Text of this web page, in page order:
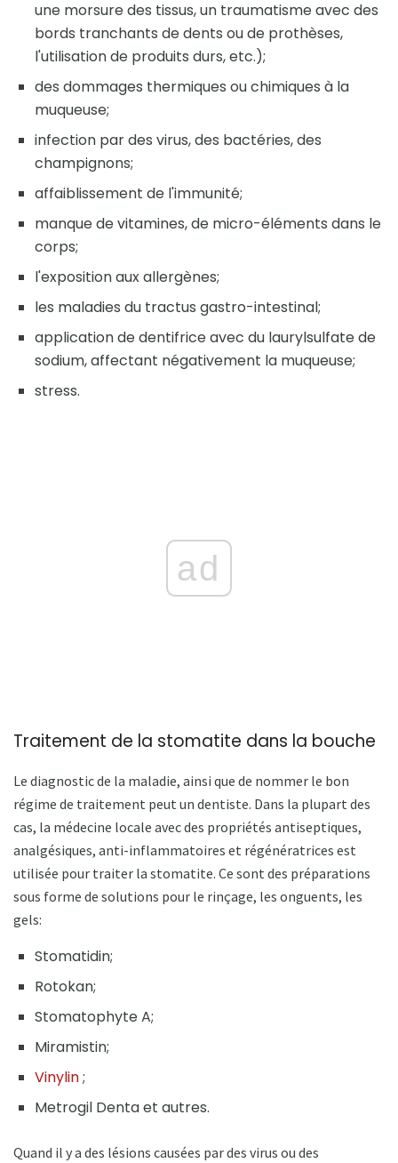
une morsure des tissus, un traumatisme avec des
bords tranchants de dents ou de prothèses,
l'utilisation de produits durs, etc.);
des dommages thermiques ou chimiques à la
muqueuse;
infection par des virus, des bactéries, des
champignons;
affaiblissement de l'immunité;
manque de vitamines, de micro-éléments dans le
corps;
l'exposition aux allergènes;
les maladies du tractus gastro-intestinal;
application de dentifrice avec du laurylsulfate de
sodium, affectant négativement la muqueuse;
stress.
ad
Traitement de la stomatite dans la bouche
Le diagnostic de la maladie, ainsi que de nommer le bon
régime de traitement peut un dentiste. Dans la plupart des
cas, la médecine locale avec des propriétés antiseptiques,
analgésiques, anti-inflammatoires et régénératrices est
utilisée pour traiter la stomatite. Ce sont des préparations
sous forme de solutions pour le rinçage, les onguents, les
gels:
Stomatidin;
Rotokan;
Stomatophyte A;
Miramistin;
Vinylin;
Metrogil Denta et autres.
Quand il y a des lésions causées par des virus ou des